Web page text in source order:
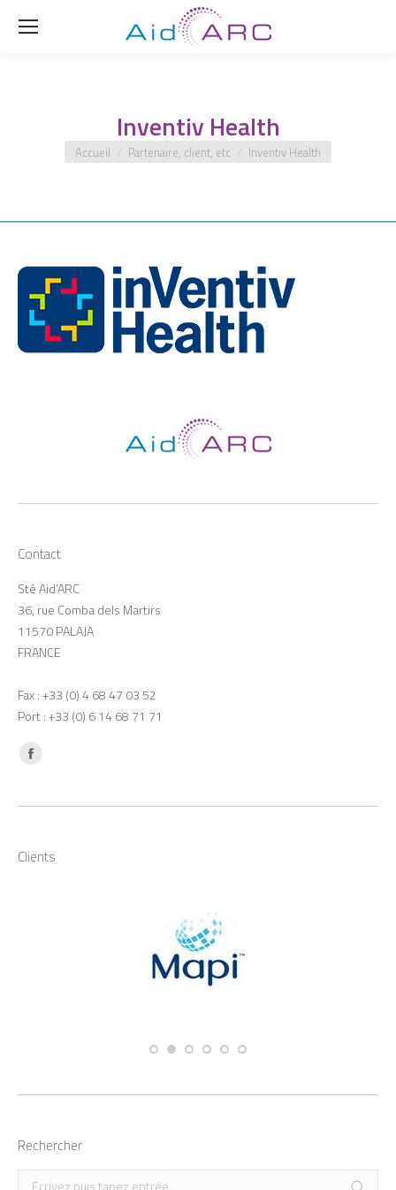
Inventiv Health
Vous êtes ici :
Accueil Partenaire, client, etc Inventiv Health
Contact
Sté Aid’ARC
36, rue Comba dels Martirs
11570 PALAJA
FRANCE
Fax : +33 (0) 4 68 47 03 52
Port : +33 (0) 6 14 68 71 71
Trouvez nous sur :
Facebook
Clients
Rechercher
Recherche